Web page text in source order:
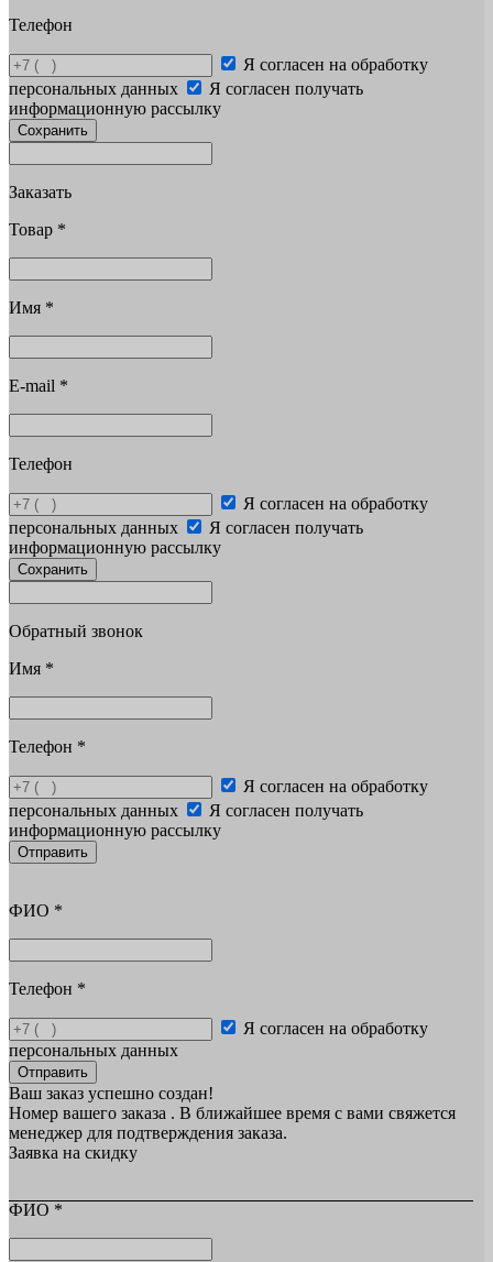
Телефон
Я согласен на обработку
персональных данных
Я согласен получать
информационную рассылку
Сохранить
Заказать
Товар *
Имя *
E-mail *
Телефон
Я согласен на обработку
персональных данных
Я согласен получать
информационную рассылку
Сохранить
Обратный звонок
Имя *
Телефон *
Я согласен на обработку
персональных данных
Я согласен получать
информационную рассылку
Отправить
ФИО *
Телефон *
Я согласен на обработку
персональных данных
Отправить
Ваш заказ успешно создан!
Номер вашего заказа . В ближайшее время с вами свяжется
менеджер для подтверждения заказа.
Заявка на скидку
ФИО *